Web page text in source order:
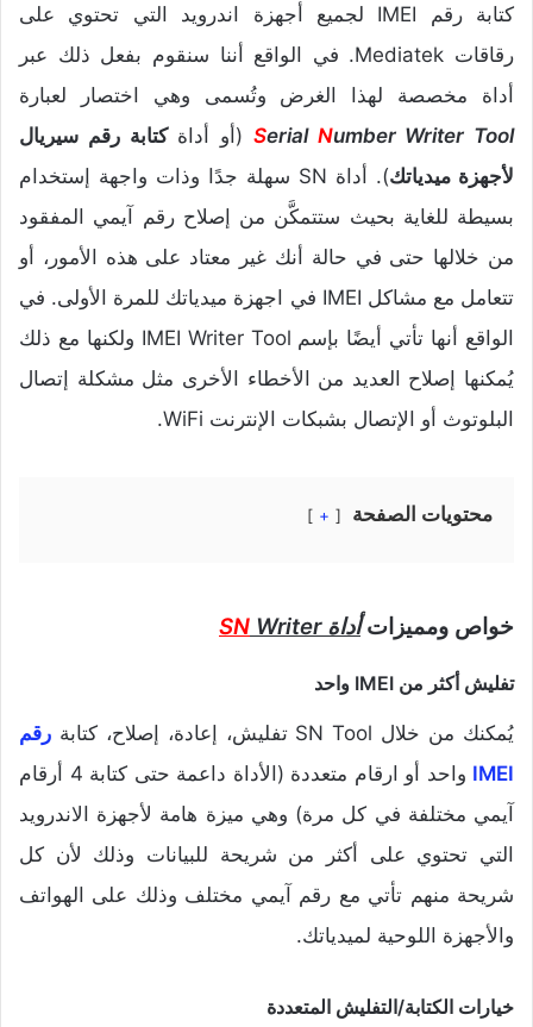
كتابة رقم IMEI لجميع أجهزة اندرويد التي تحتوي على
رقاقات Mediatek. في الواقع أننا سنقوم بفعل ذلك عبر
أداة مخصصة لهذا الغرض وتُسمى وهي اختصار لعبارة
Serial Number Writer Tool (أو أداةكتابة رقم سيريال
لأجهزة ميدياتك
). أداة SN سهلة جدًا وذات واجهة إستخدام
بسيطة للغاية بحيث ستتمكَّن من إصلاح رقم آيمي المفقود
من خلالها حتى في حالة أنك غير معتاد على هذه الأمور، أو
تتعامل مع مشاكل IMEI في اجهزة ميدياتك للمرة الأولى. في
الواقع أنها تأتي أيضًا بإسم IMEI Writer Tool ولكنها مع ذلك
يُمكنها إصلاح العديد من الأخطاء الأخرى مثل مشكلة إتصال
البلوتوث أو الإتصال بشبكات الإنترنت WiFi.
محتويات الصفحة +
خواص ومميزاتأداة SN Writer
تفليش أكثر من IMEI واحد
يُمكنك من خلال SN Tool تفليش، إعادة، إصلاح، كتابة
رقم
IMEI
واحد أو ارقام متعددة (الأداة داعمة حتى كتابة 4 أرقام
آيمي مختلفة في كل مرة) وهي ميزة هامة لأجهزة الاندرويد
التي تحتوي على أكثر من شريحة للبيانات وذلك لأن كل
شريحة منهم تأتي مع رقم آيمي مختلف وذلك على الهواتف
والأجهزة اللوحية لميدياتك.
خيارات الكتابة/التفليش المتعددة